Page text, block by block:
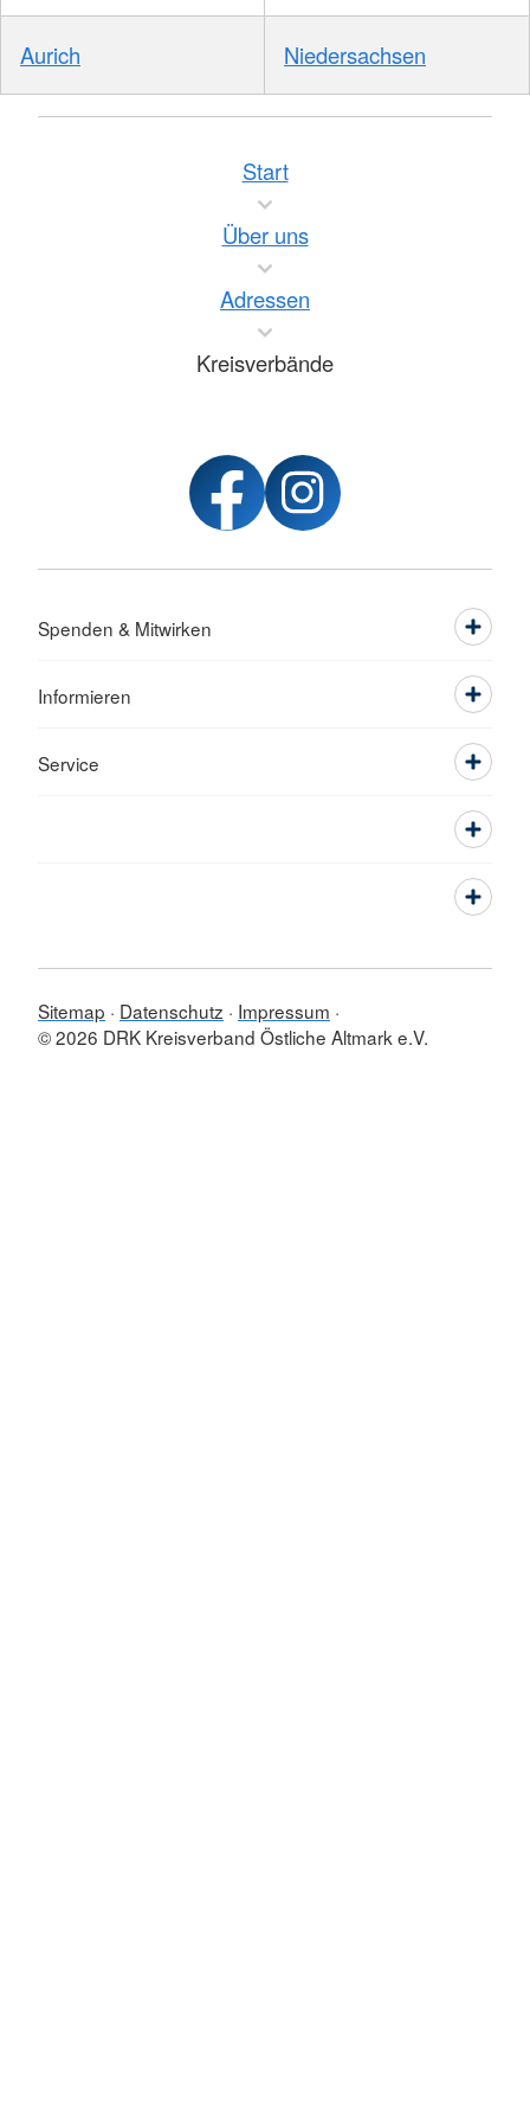
Aurich Niedersachsen
Start
Über uns
Adressen
Kreisverbände
Spenden & Mitwirken
Informieren
Service
Sitemap Datenschutz
Impressum
© 2026 DRK Kreisverband Östliche Altmark e.V.